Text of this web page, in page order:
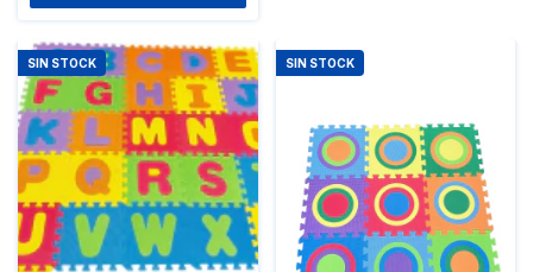
SIN STOCK SIN STOCK